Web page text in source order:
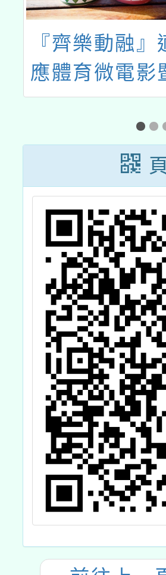
『齊樂動融』
應體育微電影
攝影競賽拍攝
訓工作坊